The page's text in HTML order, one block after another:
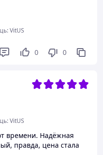
VitUS
0 0
VitUS
времени. Надёжная
правда, цена стала